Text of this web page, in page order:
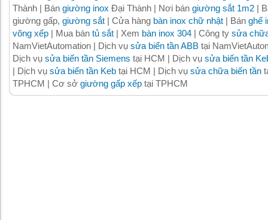
Thành | Bán giường inox Đại Thành | Nơi bán giường sắt 1m2 |
giường gấp, giường sắt | Cửa hàng bàn inox chữ nhật | Bán ghế
võng xếp | Mua bán tủ sắt | Xem bàn inox 304 | Công ty sửa
NamVietAutomation | Dịch vụ sửa biến tần ABB tại
Dịch vụ sửa biến tần Siemens tại HCM | Dịch vụ sửa biến tần
| Dịch vụ sửa biến tần Keb tại HCM | Dịch vụ sửa chữa biến tần
TPHCM | Cơ sở giường gấp xếp tại TPHCM